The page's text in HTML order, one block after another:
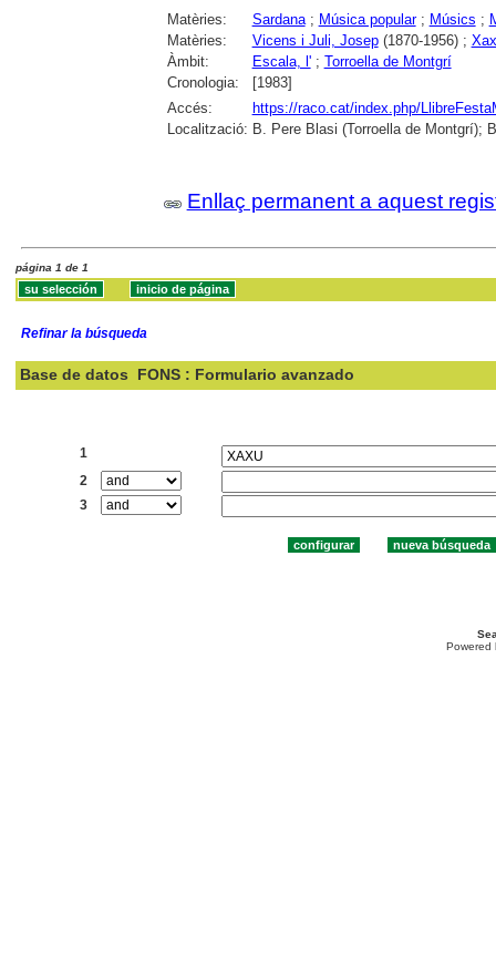
Matèries: Sardana; Música popular; Músics ;
Matèries:
Vicens i Juli, Josep(1870-1956) ;
Àmbit:
Escala, l'; Torroella de Montgrí
Cronologia:
[1983]
Accés:
https://raco.cat/index.php/
Localització: B. Pere Blasi (Torroella de Montgrí);
Enllaç permanent a aquest
página 1 de 1
Refinar la búsqueda
Base de datos FONS : Formulario avanzado
1
2
3